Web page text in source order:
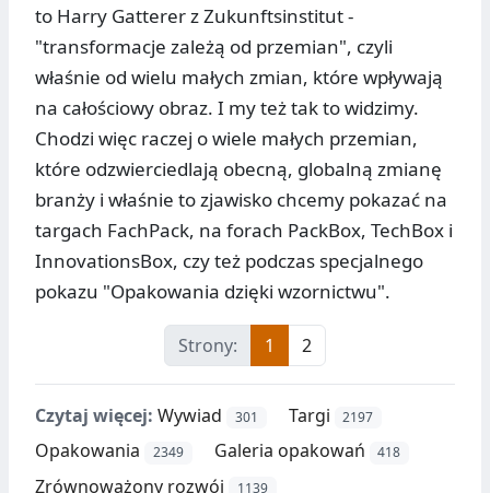
to Harry Gatterer z Zukunftsinstitut -
"transformacje zależą od przemian", czyli
właśnie od wielu małych zmian, które wpływają
na całościowy obraz. I my też tak to widzimy.
Chodzi więc raczej o wiele małych przemian,
które odzwierciedlają obecną, globalną zmianę
branży i właśnie to zjawisko chcemy pokazać na
targach FachPack, na forach PackBox, TechBox i
InnovationsBox, czy też podczas specjalnego
pokazu "Opakowania dzięki wzornictwu".
Strony: 1 2
Czytaj więcej: Wywiad 301 Targi 2197
Opakowania 2349 Galeria opakowań 418
Zrównoważony rozwój 1139